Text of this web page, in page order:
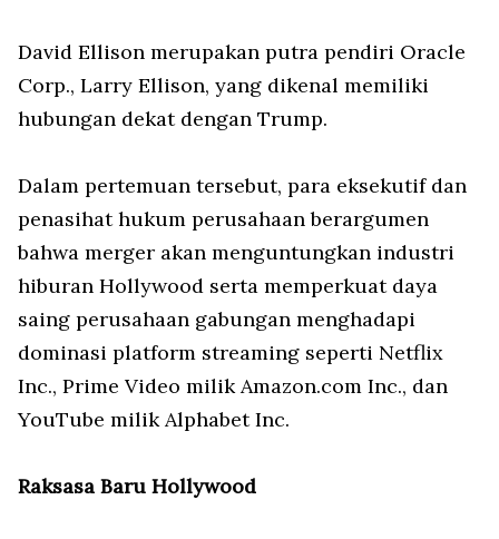
David Ellison merupakan putra pendiri Oracle
Corp., Larry Ellison, yang dikenal memiliki
hubungan dekat dengan Trump.
Dalam pertemuan tersebut, para eksekutif dan
penasihat hukum perusahaan berargumen
bahwa merger akan menguntungkan industri
hiburan Hollywood serta memperkuat daya
saing perusahaan gabungan menghadapi
dominasi platform streaming seperti Netflix
Inc., Prime Video milik Amazon.com Inc., dan
YouTube milik Alphabet Inc.
Raksasa Baru Hollywood